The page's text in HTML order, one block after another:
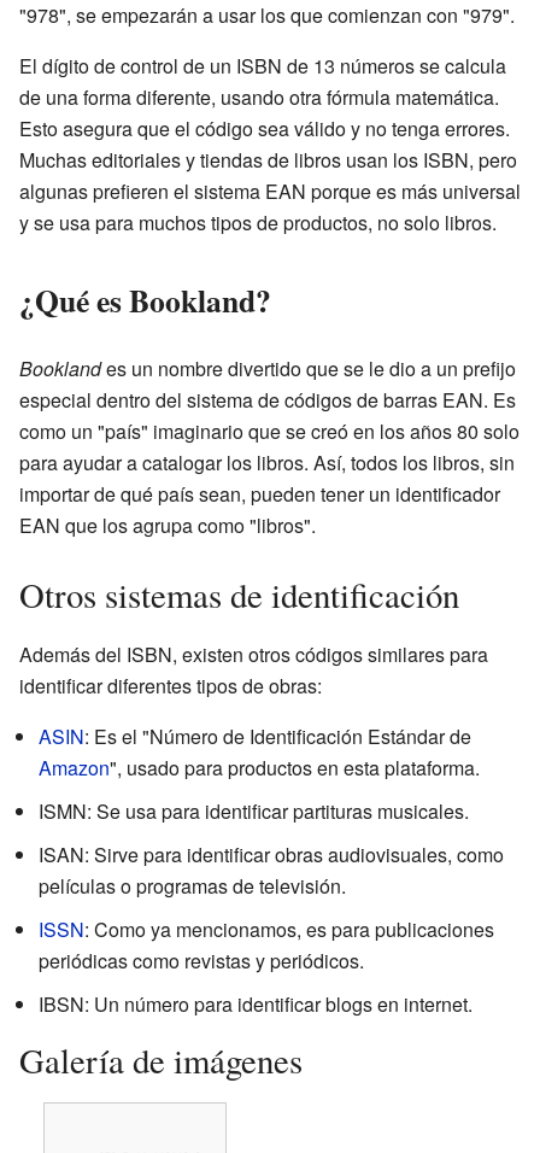
"978", se empezarán a usar los que comienzan con "979".
El dígito de control de un ISBN de 13 números se calcula
de una forma diferente, usando otra fórmula matemática.
Esto asegura que el código sea válido y no tenga errores.
Muchas editoriales y tiendas de libros usan los ISBN, pero
algunas prefieren el sistema EAN porque es más universal
y se usa para muchos tipos de productos, no solo libros.
¿Qué es Bookland?
Booklandes un nombre divertido que se le dio a un prefijo
especial dentro del sistema de códigos de barras EAN. Es
como un "país" imaginario que se creó en los años 80 solo
para ayudar a catalogar los libros. Así, todos los libros, sin
importar de qué país sean, pueden tener un identificador
EAN que los agrupa como "libros".
Otros sistemas de identificación
Además del ISBN, existen otros códigos similares para
identificar diferentes tipos de obras:
ASIN: Es el "Número de Identificación Estándar de
Amazon", usado para productos en esta plataforma.
ISMN: Se usa para identificar partituras musicales.
ISAN: Sirve para identificar obras audiovisuales, como
películas o programas de televisión.
ISSN: Como ya mencionamos, es para publicaciones
periódicas como revistas y periódicos.
IBSN: Un número para identificar blogs en internet.
Galería de imágenes